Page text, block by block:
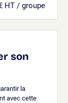
HT / groupe
son
la
avec cette